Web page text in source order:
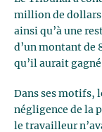
million de
ainsi qu’à une
d’un montant de
qu’il aurait
Dans ses motifs,
négligence de la
le travailleur